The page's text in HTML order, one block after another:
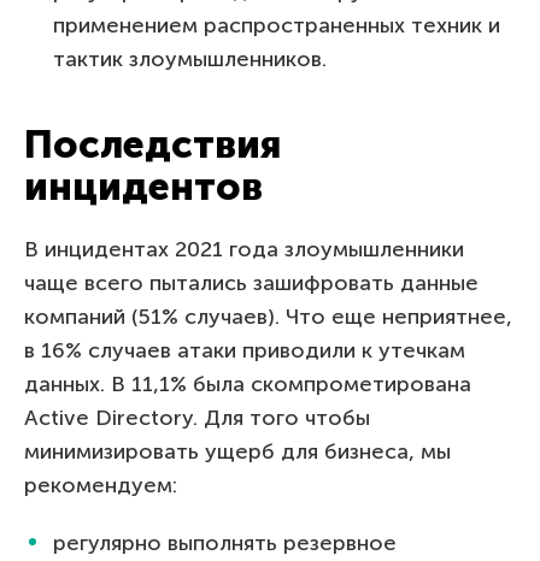
применением распространенных техник и
тактик злоумышленников.
Последствия
инцидентов
В инцидентах 2021 года злоумышленники
чаще всего пытались зашифровать данные
компаний (51% случаев). Что еще неприятнее,
в 16% случаев атаки приводили к утечкам
данных. В 11,1% была скомпрометирована
Active Directory. Для того чтобы
минимизировать ущерб для бизнеса, мы
рекомендуем:
регулярно выполнять резервное